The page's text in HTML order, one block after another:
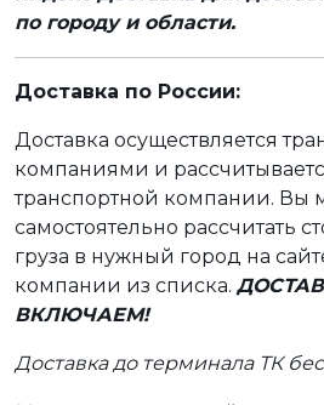
по городу и области.
Доставка по России:
Доставка осуществляется
компаниями и
транспортной компании. Вы
самостоятельно рассчитать
груза в нужный город на
компании из списка.
ВКЛЮЧАЕМ!
Доставка до терминала ТК